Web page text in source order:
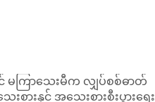
ားအစာတွေ အလွယ်တကူရှာ
ခေါက်ဆွဲတစ်ခွက်၊ ကြက်ကင်
စုထား၊ ငွေကျန်တွက်ချေ
ြန်မာ့ကျေးရွာဖွံ့ဖြိုးရေး
မြို့ပြအခြေခံ
န့်ရှင်းတဲ့ မြို့လမ်းတွေ၊
က်နဲ့ မြန်ဆန်၊ တည်ငြိမ်၊
ရထားလမ်းတွေဖြစ်ပြီး မြို့
းနိုင်ပြီး ခရီးသွားအတွေ့အကြုံ
ရိုးရာသယ်ယူပို့ဆောင်ရေးပုံစံ
မကြာသေးမီက လျှပ်စစ်ဓာတ်
စားနှင့် အသေးစားစီးပွားရေး